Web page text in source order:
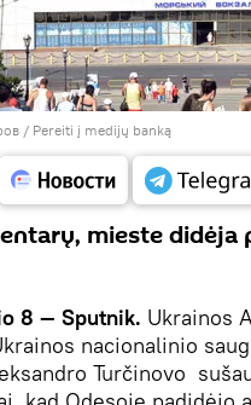
/ Pereiti į medijų banką
mieste
8 — Sputnik. Ukrainos
nacionalinio
Turčinovo